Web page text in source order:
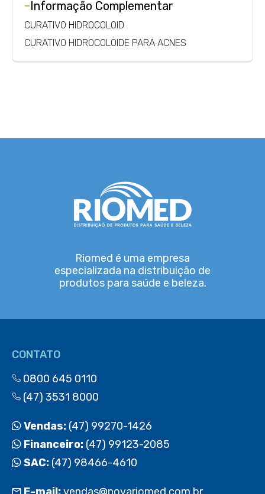
-Informação Complementar
CURATIVO HIDROCOLOID
CURATIVO HIDROCOLOIDE PARA ACNES
Riomed é uma empresa
especializada na distribuição de
produtos para saúde e beleza.
CONTATO
0800 645 0110
(47) 3531 8000
Vendas: (47) 99270-1426
Financeiro: (47) 99123-2085
SAC: (47) 98466-4610